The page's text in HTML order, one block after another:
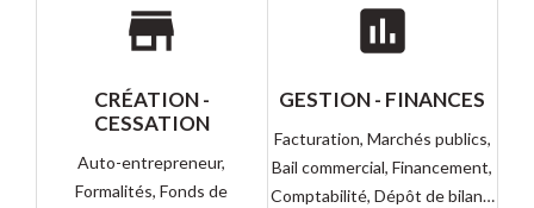
store
CRÉATION -
CESSATION
Auto-entrepreneur,
Formalités,Fonds de
assessment
GESTION - FINANCES
Facturation, Marchés publics,
Bail commercial,Financement,
Comptabilité, Dépôt de bilan…